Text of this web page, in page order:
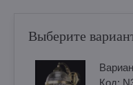
Выберите
Код: